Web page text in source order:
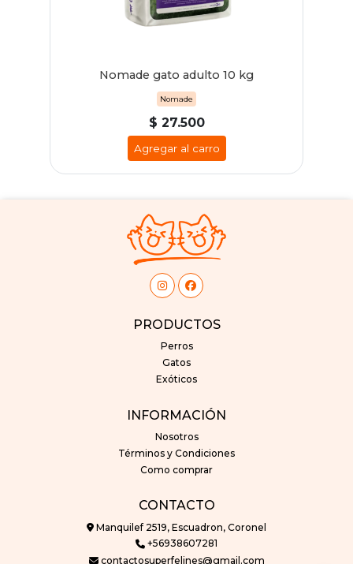
Nomade gato adulto 10 kg
Nomade
$ 27.500
Agregar al carro
PRODUCTOS
Perros
Gatos
Exóticos
INFORMACIÓN
Nosotros
Términos y Condiciones
Como comprar
CONTACTO
Manquilef 2519, Escuadron, Coronel
+56938607281
contactosuperfelines@gmail.com